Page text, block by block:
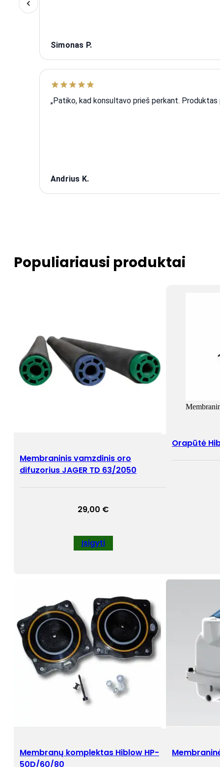
Simonas P.
„Patiko, kad konsultavo prieš perkant.
Andrius K.
Populiariausi produktai
Membraninis vamzdinis oro
difuzorius JAGER TD 63/2050
29,00 €
Įsigyti
Orapūtė
Membranų komplektas Hiblow HP-
50D/60/80